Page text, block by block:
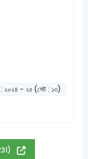
: ২০২৪ - ২৫ (সেট : ১৩)